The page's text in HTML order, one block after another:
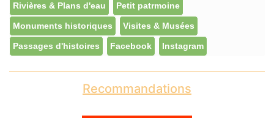
Rivières & Plans d'eau Petit patrmoine
Monuments historiques Visites & Musées
Passages d'histoires Facebook Instagram
Recommandations